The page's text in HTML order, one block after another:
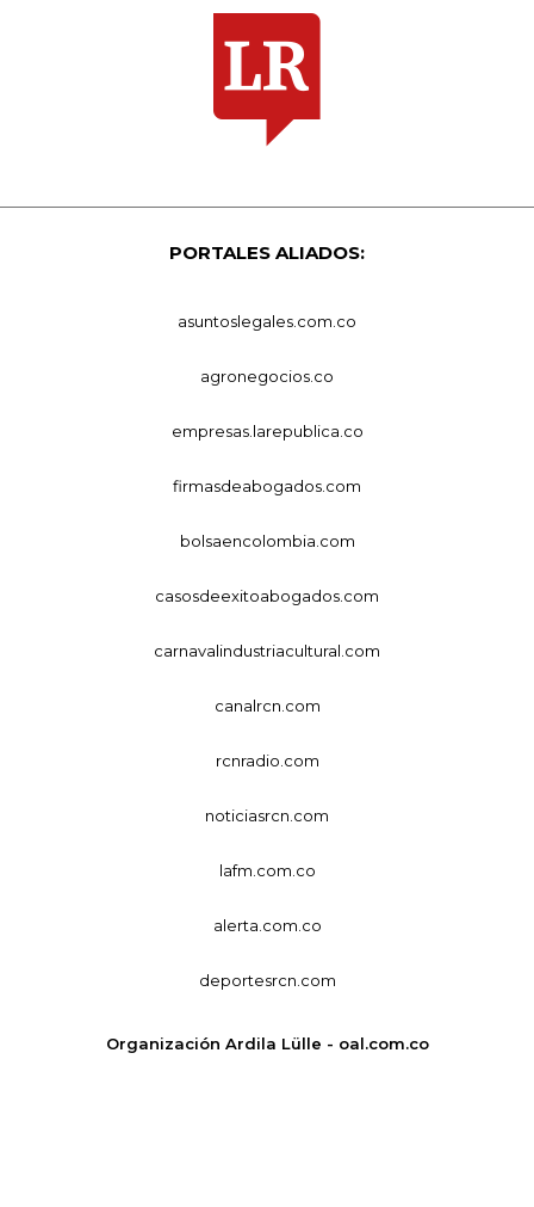
PORTALES ALIADOS:
asuntoslegales.com.co
agronegocios.co
empresas.larepublica.co
firmasdeabogados.com
bolsaencolombia.com
casosdeexitoabogados.com
carnavalindustriacultural.com
canalrcn.com
rcnradio.com
noticiasrcn.com
lafm.com.co
alerta.com.co
deportesrcn.com
Organización Ardila Lülle - oal.com.co